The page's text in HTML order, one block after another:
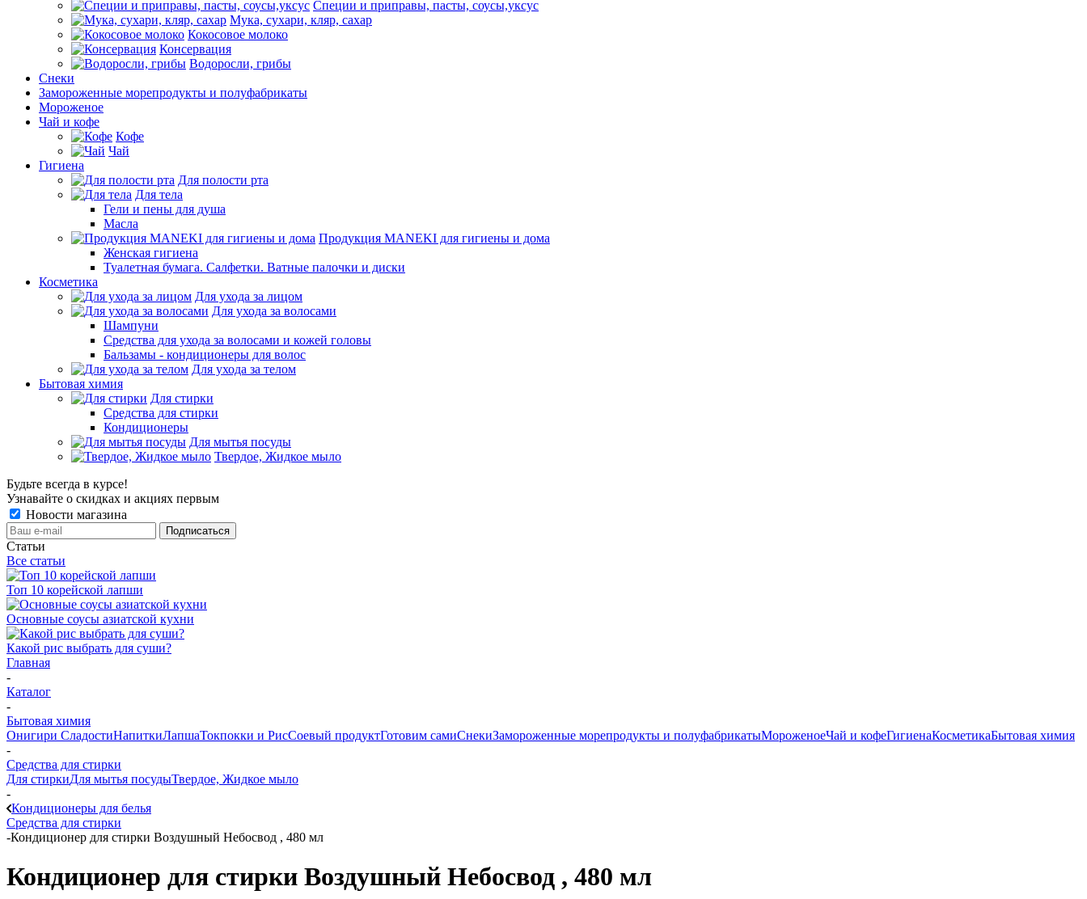
Специи и приправы, пасты, соусы,уксус
Мука, сухари, кляр, сахар
Кокосовое молоко
Консервация
Водоросли, грибы
Снеки
Замороженные морепродукты и полуфабрикаты
Мороженое
Чай и кофе
Кофе
Чай
Гигиена
Для полости рта
Для тела
Гели и пены для душа
Масла
Продукция MANEKI для гигиены и дома
Женская гигиена
Туалетная бумага. Салфетки. Ватные палочки и диски
Косметика
Для ухода за лицом
Для ухода за волосами
Шампуни
Средства для ухода за волосами и кожей головы
Бальзамы - кондиционеры для волос
Для ухода за телом
Бытовая химия
Для стирки
Средства для стирки
Кондиционеры
Для мытья посуды
Твердое, Жидкое мыло
Будьте всегда в курсе!
Узнавайте о скидках и акциях первым
Новости магазина
Статьи
Все статьи
Топ 10 корейской лапши
Основные соусы азиатской кухни
Какой рис выбрать для суши?
Главная
-
Каталог
-
Бытовая химия
Онигири СладостиНапиткиЛапшаТокпокки и РисСоевый продуктГотовим самиСнекиЗамороженные морепродукты и полуфабрикатыМороженоеЧай и кофеГигиенаКосметикаБытовая химия
-
Средства для стирки
Для стиркиДля мытья посудыТвердое, Жидкое мыло
-
Кондиционеры для белья
Средства для стирки
-Кондиционер для стирки Воздушный Небосвод , 480 мл
Кондиционер для стирки Воздушный Небосвод , 480 мл